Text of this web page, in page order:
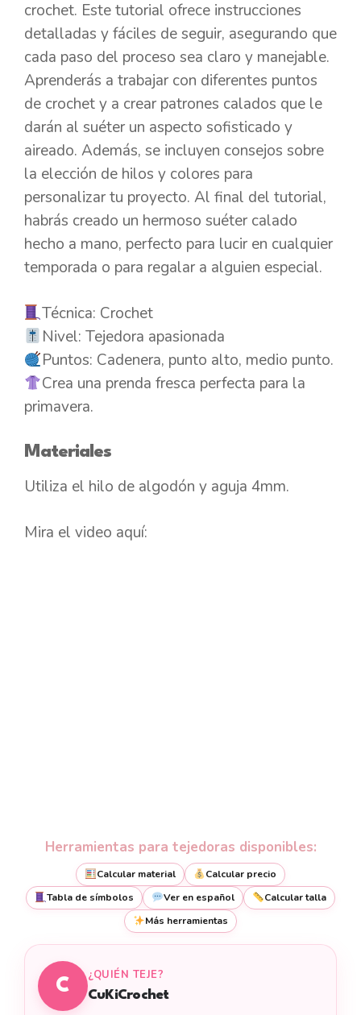
crochet. Este tutorial ofrece instrucciones
detalladas y fáciles de seguir, asegurando que
cada paso del proceso sea claro y manejable.
Aprenderás a trabajar con diferentes puntos
de crochet y a crear patrones calados que le
darán al suéter un aspecto sofisticado y
aireado. Además, se incluyen consejos sobre
la elección de hilos y colores para
personalizar tu proyecto. Al final del tutorial,
habrás creado un hermoso suéter calado
hecho a mano, perfecto para lucir en cualquier
temporada o para regalar a alguien especial.
Técnica: Crochet
Nivel: Tejedora apasionada
Puntos: Cadenera, punto alto, medio punto.
Crea una prenda fresca perfecta para la
primavera.
Materiales
Utiliza el hilo de algodón y aguja 4mm.
Mira el video aquí:
Herramientas para tejedoras disponibles:
Calcular material
Calcular precio
Tabla de símbolos
Ver en español
Calcular talla
Más herramientas
C
¿QUIÉN TEJE?
CuKiCrochet